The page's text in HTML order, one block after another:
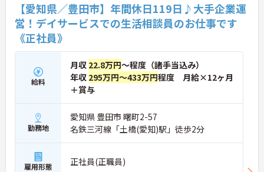
【愛知県／豊田市】年間休日119日♪大手企業運
営！デイサービスでの生活相談員のお仕事です
《正社員》
給料
月収 22.8万円～程度（諸手当込み）
年収 295万円～433万円程度 月給×12ヶ月
＋賞与
勤務地
愛知県 豊田市 曙町2-57
名鉄三河線「土橋(愛知)駅」徒歩2分
雇用形態 正社員(正職員)